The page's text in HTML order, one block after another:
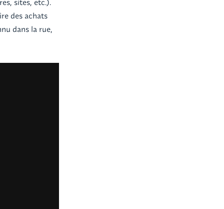
sites, etc.).
des achats
dans la rue,